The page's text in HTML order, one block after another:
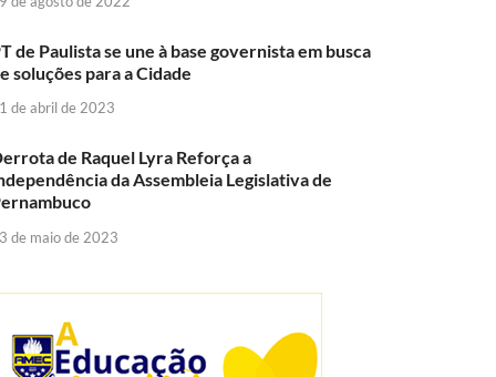
de Paulista se une à base governista em busca
soluções para a Cidade
de abril de 2023
de Raquel Lyra Reforça a
da Assembleia Legislativa de
de maio de 2023